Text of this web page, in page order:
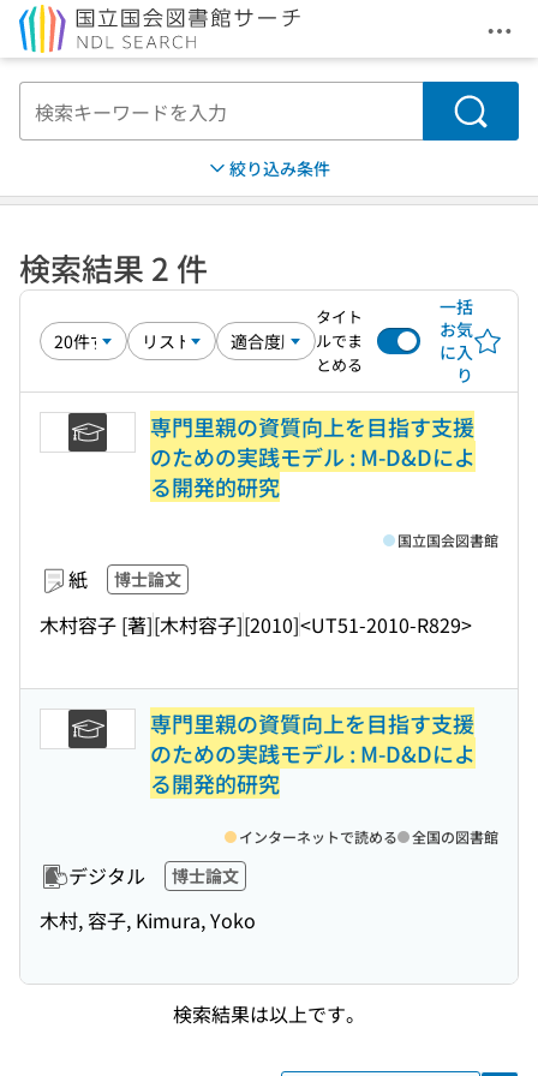
メ
検索
絞り込み条件
検索結果 2 件
タイト
ルでま
とめる
一括
お気
に入
り
専門里親の資質向上を目指す支援
のための実践モデル : M-D&Dによ
る開発的研究
紙 博士論文
木村容子 [著][木村容子][2010]<UT51-2010-R829>
国立国会図書館
専門里親の資質向上を目指す支援
のための実践モデル : M-D&Dによ
る開発的研究
デジタル 博士論文
木村, 容子, Kimura, Yoko
インターネットで読める 全国の図書館
検索結果は以上です。